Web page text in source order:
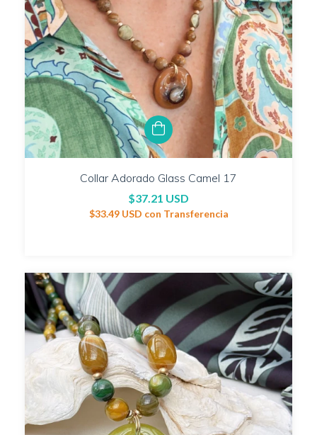
Collar Adorado Glass Camel 17
$37.21 USD
$33.49 USD con Transferencia